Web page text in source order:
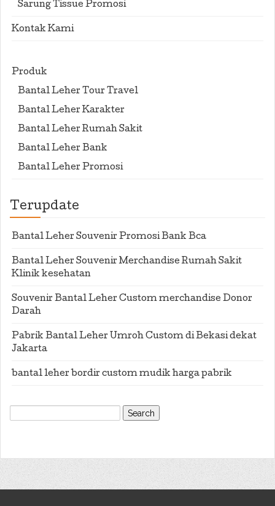
Sarung Tissue Promosi
Kontak Kami
Produk
Bantal Leher Tour Travel
Bantal Leher Karakter
Bantal Leher Rumah Sakit
Bantal Leher Bank
Bantal Leher Promosi
Terupdate
Bantal Leher Souvenir Promosi Bank Bca
Bantal Leher Souvenir Merchandise Rumah Sakit
Klinik kesehatan
Souvenir Bantal Leher Custom merchandise Donor
Darah
Pabrik Bantal Leher Umroh Custom di Bekasi dekat
Jakarta
bantal leher bordir custom mudik harga pabrik
Search
for: